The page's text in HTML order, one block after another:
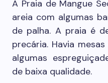
A Praia de Mangue
areia com algumas
de palha. A praia é
precária. Havia
algumas
de baixa qualidade.